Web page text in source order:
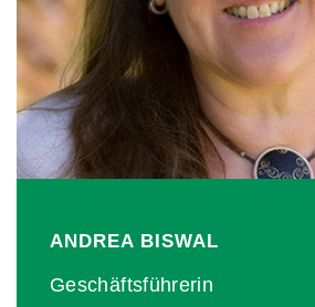
ANDREA BISWAL
Geschäftsführerin